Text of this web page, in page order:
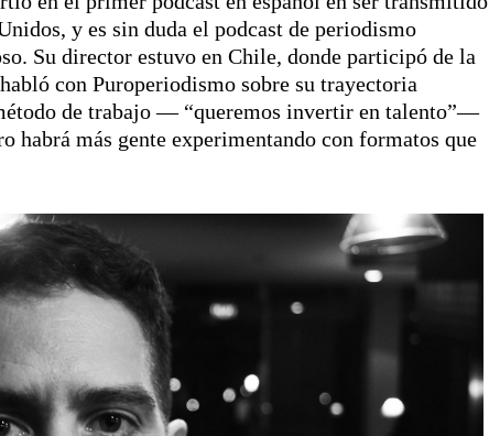
y es sin duda el podcast de periodismo
Su director estuvo en Chile, donde participó de la
con Puroperiodismo sobre su trayectoria
de trabajo — “queremos invertir en talento”—
habrá más gente experimentando con formatos que